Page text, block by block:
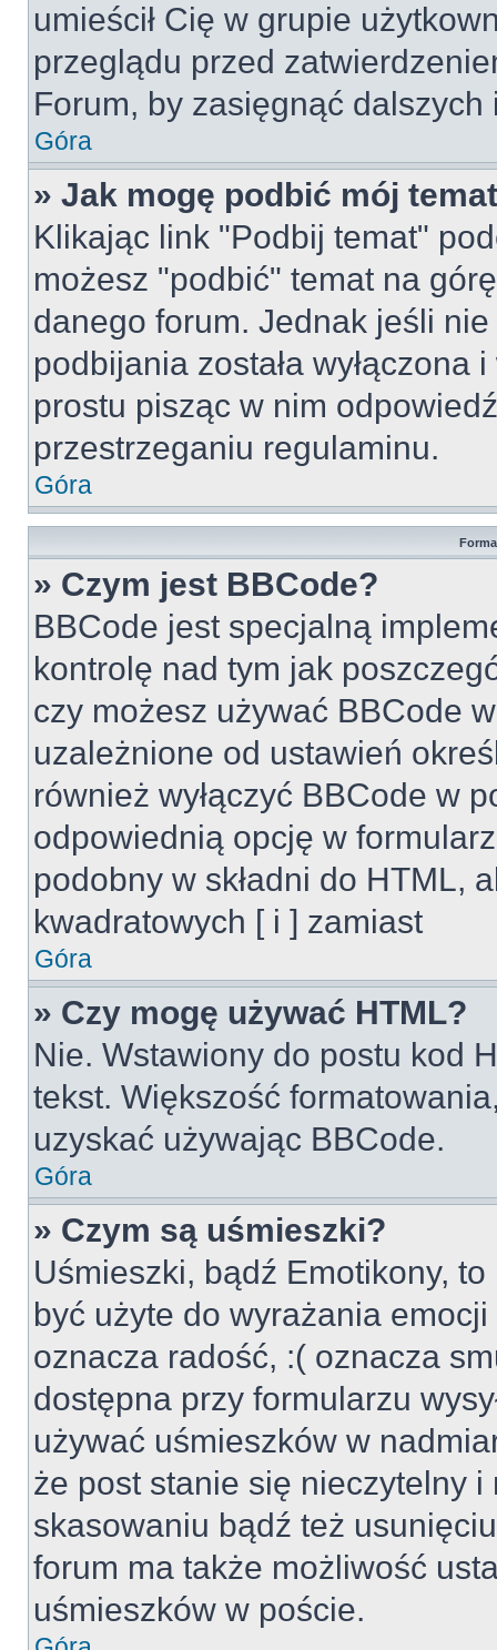
umieścił Cię w grupie
przeglądu przed
Forum, by zasięgnąć dalszych
Góra
» Jak mogę podbić mój
Klikając link "Podbij temat"
możesz "podbić" temat na
danego forum. Jednak jeśli
podbijania została
prostu pisząc w nim
przestrzeganiu regulaminu.
Góra
» Czym jest BBCode?
BBCode jest specjalną
kontrolę nad tym jak
czy możesz używać BBCode
uzależnione od ustawień
również wyłączyć BBCode w
odpowiednią opcję w
podobny w składni do HTML,
kwadratowych [ i ] zamiast
Góra
» Czy mogę używać HTML?
Nie. Wstawiony do postu kod
tekst. Większość
uzyskać używając BBCode.
Góra
» Czym są uśmieszki?
Uśmieszki, bądź Emotikony,
być użyte do wyrażania
oznacza radość, :( oznacza
dostępna przy formularzu
używać uśmieszków w
że post stanie się nieczytelny
skasowaniu bądź też
forum ma także możliwość
uśmieszków w poście.